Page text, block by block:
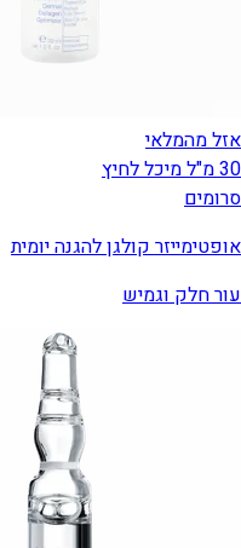
אזל מהמלאי
30 מ"ל מיכל לחיץ
סרומים
אופטימייזר קולגן להגנה יומית
עור חלק וגמיש